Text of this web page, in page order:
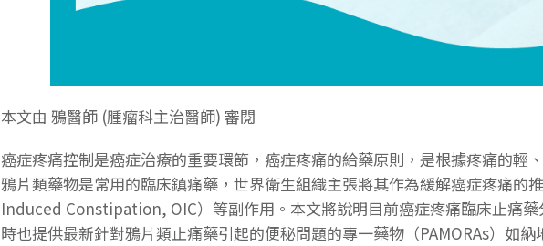
本文由 鴉醫師 (腫瘤科主治醫師) 審閱
癌症疼痛控制是癌症治療的重要環節，癌症疼痛的給藥原則，是根據疼痛的輕
鴉片類藥物是常用的臨床鎮痛藥，世界衛生組織主張將其作為緩解癌症疼痛的
Induced Constipation, OIC）等副作用。本文將說明目前癌症疼痛臨床止痛
時也提供最新針對鴉片類止痛藥引起的便秘問題的專一藥物（PAMORAs）如